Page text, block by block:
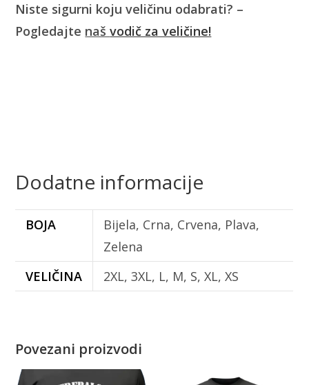
Niste sigurni koju veličinu odabrati? –
Pogledajte našvodič za veličine!
Dodatne informacije
BOJA
Bijela, Crna, Crvena, Plava,
Zelena
VELIČINA
2XL, 3XL, L, M, S, XL, XS
Povezani proizvodi